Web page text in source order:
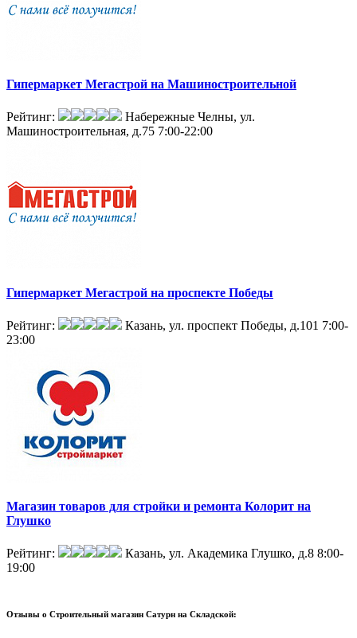
Гипермаркет Мегастрой на Машиностроительной
Рейтинг:
Набережные Челны, ул.
Машиностроительная, д.75 7:00-22:00
Гипермаркет Мегастрой на проспекте Победы
Рейтинг: Казань, ул. проспект Победы, д.101 7:00-
23:00
Магазин товаров для стройки и ремонта Колорит на
Глушко
Рейтинг: Казань, ул. Академика Глушко, д.8 8:00-
19:00
Отзывы о Строительный магазин Сатурн на Складской: